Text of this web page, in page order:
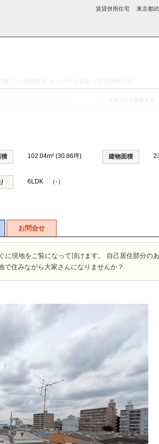
賃貸併用住宅 東京都武
102.04m² (30.86坪) 建物面積
6LDK （-）
お問合せ
に現地をご覧になって頂けます。 自己居住部分の
住みながら大家さんになりませんか？